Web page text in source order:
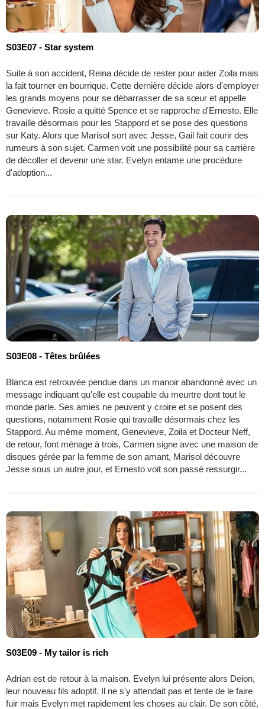
S03E07 - Star system
Suite à son accident, Reina décide de rester pour aider Zoila mais
la fait tourner en bourrique. Cette dernière décide alors d'employer
les grands moyens pour se débarrasser de sa sœur et appelle
Genevieve. Rosie a quitté Spence et se rapproche d'Ernesto. Elle
travaille désormais pour les Stappord et se pose des questions
sur Katy. Alors que Marisol sort avec Jesse, Gail fait courir des
rumeurs à son sujet. Carmen voit une possibilité pour sa carrière
de décoller et devenir une star. Evelyn entame une procédure
d'adoption...
S03E08 - Têtes brûlées
Blanca est retrouvée pendue dans un manoir abandonné avec un
message indiquant qu'elle est coupable du meurtre dont tout le
monde parle. Ses amies ne peuvent y croire et se posent des
questions, notamment Rosie qui travaille désormais chez les
Stappord. Au même moment, Genevieve, Zoila et Docteur Neff,
de retour, font ménage à trois, Carmen signe avec une maison de
disques gérée par la femme de son amant, Marisol découvre
Jesse sous un autre jour, et Ernesto voit son passé ressurgir...
S03E09 - My tailor is rich
Adrian est de retour à la maison. Evelyn lui présente alors Deion,
leur nouveau fils adoptif. Il ne s'y attendait pas et tente de le faire
fuir mais Evelyn met rapidement les choses au clair. De son côté,